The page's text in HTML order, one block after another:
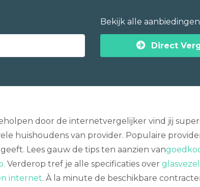
Bekijk alle aanbiedingen
Direct
door de internetvergelijker vind jij
huishoudens van provider. Populaire
Lees gauw de tips ten aanzien van
Verderop tref je alle specificaties over
internet. À la minute de beschikbare